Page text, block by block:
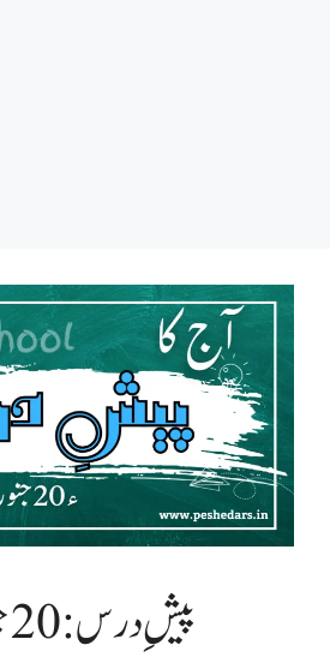
پیشِ درس: 20 جنوری 2025